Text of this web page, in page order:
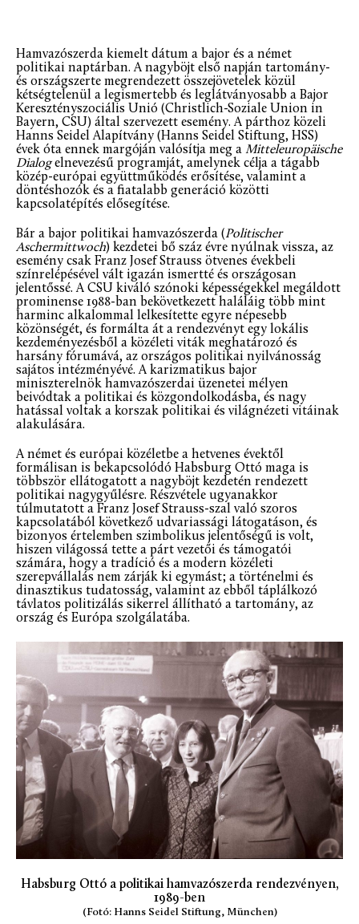
Hamvazószerda kiemelt dátum a bajor és a német
politikai naptárban. A nagyböjt első napján tartomány-
és országszerte megrendezett összejövetelek közül
kétségtelenül a legismertebb és leglátványosabb a Bajor
Keresztényszociális Unió (Christlich-Soziale Union in
Bayern, CSU) által szervezett esemény. A párthoz közeli
Hanns Seidel Alapítvány (Hanns Seidel Stiftung, HSS)
évek óta ennek margóján valósítja meg a Mitteleuropäische
Dialogelnevezésű programját, amelynek célja a tágabb
közép-európai együttműködés erősítése, valamint a
döntéshozók és a fiatalabb generáció közötti
kapcsolatépítés elősegítése.
Bár a bajor politikai hamvazószerda (Politischer
Aschermittwoch) kezdetei bő száz évre nyúlnak vissza, az
esemény csak Franz Josef Strauss ötvenes évekbeli
színrelépésével vált igazán ismertté és országosan
jelentőssé. A CSU kiváló szónoki képességekkel megáldott
prominense 1988-ban bekövetkezett haláláig több mint
harminc alkalommal lelkesítette egyre népesebb
közönségét, és formálta át a rendezvényt egy lokális
kezdeményezésből a közéleti viták meghatározó és
harsány fórumává, az országos politikai nyilvánosság
sajátos intézményévé. A karizmatikus bajor
miniszterelnök hamvazószerdai üzenetei mélyen
beivódtak a politikai és közgondolkodásba, és nagy
hatással voltak a korszak politikai és világnézeti vitáinak
alakulására.
A német és európai közéletbe a hetvenes évektől
formálisan is bekapcsolódó Habsburg Ottó maga is
többször ellátogatott a nagyböjt kezdetén rendezett
politikai nagygyűlésre. Részvétele ugyanakkor
túlmutatott a Franz Josef Strauss-szal való szoros
kapcsolatából következő udvariassági látogatáson, és
bizonyos értelemben szimbolikus jelentőségű is volt,
hiszen világossá tette a párt vezetői és támogatói
számára, hogy a tradíció és a modern közéleti
szerepvállalás nem zárják ki egymást; a történelmi és
dinasztikus tudatosság, valamint az ebből táplálkozó
távlatos politizálás sikerrel állítható a tartomány, az
ország és Európa szolgálatába.
Habsburg Ottó a politikai hamvazószerda rendezvényen,
1989-ben
(Fotó: Hanns Seidel Stiftung, München)